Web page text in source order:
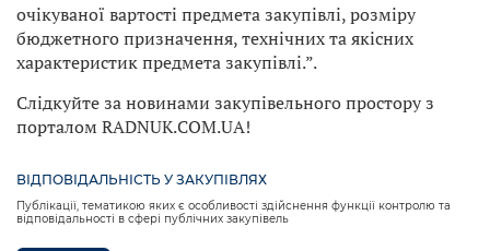
очікуваної вартості предмета закупівлі, розміру
бюджетного призначення, технічних та якісних
характеристик предмета закупівлі.”.
Слідкуйте за новинами закупівельного простору з
порталом RADNUK.COM.UA!
ВІДПОВІДАЛЬНІСТЬ У ЗАКУПІВЛЯХ
Публікації, тематикою яких є особливості здійснення функції контролю та
відповідальності в сфері публічних закупівель